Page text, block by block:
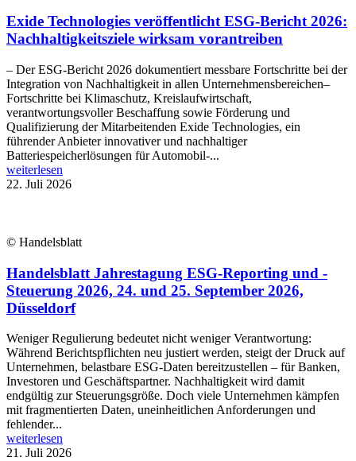
Exide Technologies veröffentlicht ESG-Bericht 2026:
Nachhaltigkeitsziele wirksam vorantreiben
– Der ESG-Bericht 2026 dokumentiert messbare Fortschritte bei der
Integration von Nachhaltigkeit in allen Unternehmensbereichen–
Fortschritte bei Klimaschutz, Kreislaufwirtschaft,
verantwortungsvoller Beschaffung sowie Förderung und
Qualifizierung der Mitarbeitenden Exide Technologies, ein
führender Anbieter innovativer und nachhaltiger
Batteriespeicherlösungen für Automobil-...
weiterlesen
22. Juli 2026
© Handelsblatt
Handelsblatt Jahrestagung ESG-Reporting und -
Steuerung 2026, 24. und 25. September 2026,
Düsseldorf
Weniger Regulierung bedeutet nicht weniger Verantwortung:
Während Berichtspflichten neu justiert werden, steigt der Druck auf
Unternehmen, belastbare ESG-Daten bereitzustellen – für Banken,
Investoren und Geschäftspartner. Nachhaltigkeit wird damit
endgültig zur Steuerungsgröße. Doch viele Unternehmen kämpfen
mit fragmentierten Daten, uneinheitlichen Anforderungen und
fehlender...
weiterlesen
21. Juli 2026